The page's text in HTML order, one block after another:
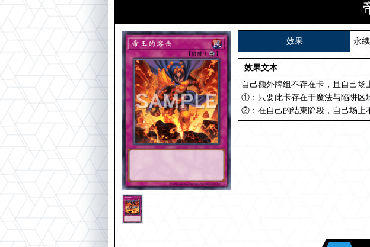
效果 永
效果文本
自己额外牌组不存在卡，且自己场
①：只要此卡存在于魔法与陷阱区
②：在自己的结束阶段，自己场上